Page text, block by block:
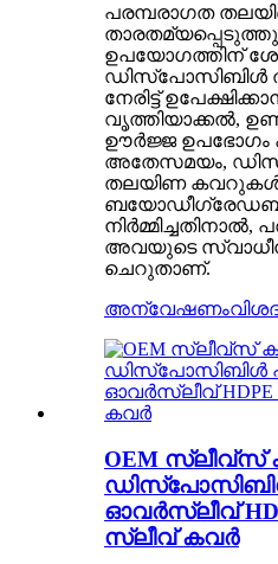
പരമ്പരാഗത
ഉപയോഗത്തിന്
ഡിസ്പോസിബിൾ
നേരിട്ട്
വൃത്തിയാക്കൽ,
ഊർജ്ജ ഉപഭോഗം
അതേസമയം,
തലയിണ കവറുകൾ
നിർമ്മിച്ചതിനാൽ,
അവയുടെ
ചെറുതാണ്.
അന്വേഷണം
OEM സ്ലീവ്സ്
ഡിസ്പോസിബിൾ
ഓവർസ്ലീവ്
സ്ലീവ് കവർ